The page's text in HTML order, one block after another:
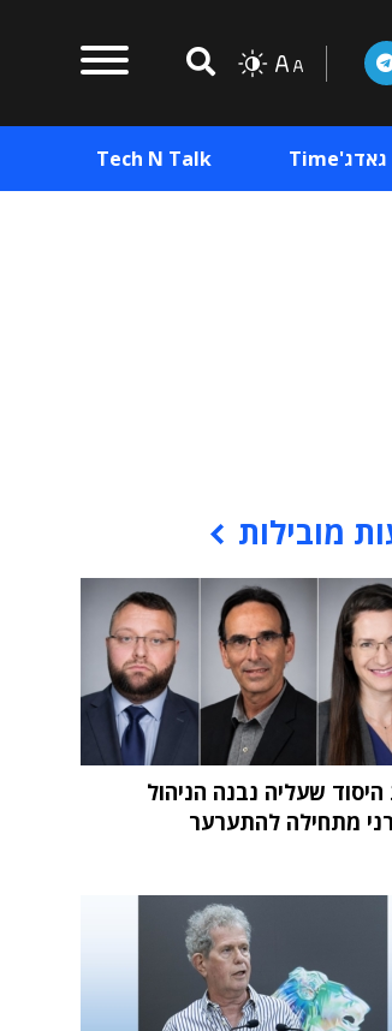
גאדג'Time Tech N Talk
מובילות
שעליה נבנה הניהול
מתחילה להתערער